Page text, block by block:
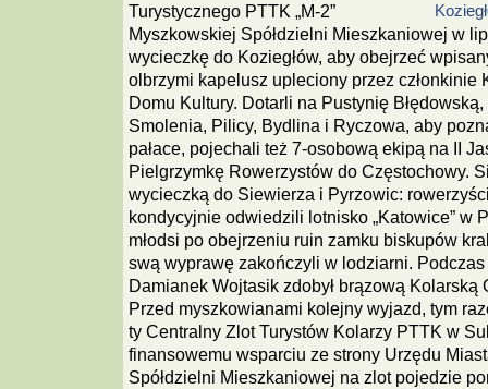
Turystycznego PTTK „M-2”
Myszkowskiej Spółdzielni Mieszkaniowej w
wycieczkę do Koziegłów, aby obejrzeć
olbrzymi kapelusz upleciony przez członkinie
Domu Kultury. Dotarli na Pustynię
Smolenia, Pilicy, Bydlina i Ryczowa, aby
pałace, pojechali też 7-osobową ekipą na II
Pielgrzymkę Rowerzystów do Częstochowy.
wycieczką do Siewierza i Pyrzowic:
kondycyjnie odwiedzili lotnisko „Katowice” w
młodsi po obejrzeniu ruin zamku biskupów
swą wyprawę zakończyli w lodziarni.
Damianek Wojtasik zdobył brązową Kolarską
Przed myszkowianami kolejny wyjazd, tym
ty Centralny Zlot Turystów Kolarzy PTTK w
finansowemu wsparciu ze strony Urzędu
Spółdzielni Mieszkaniowej na zlot pojedzie